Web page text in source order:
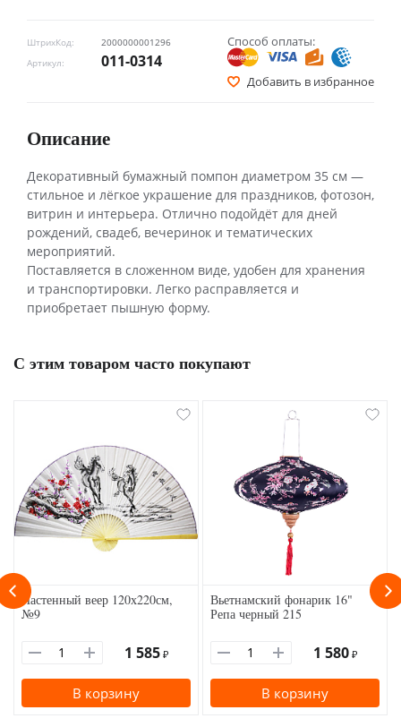
ШтрихКод:
2000000001296
Артикул:
011-0314
Способ оплаты:
Добавить в избранное
Описание
Декоративный бумажный помпон диаметром 35 см —
стильное и лёгкое украшение для праздников, фотозон,
витрин и интерьера. Отлично подойдёт для дней
рождений, свадеб, вечеринок и тематических
мероприятий.
Поставляется в сложенном виде, удобен для хранения
и транспортировки. Легко расправляется и
приобретает пышную форму.
С этим товаром часто покупают
Настенный веер 120х220см,
№9
1 585 ₽
В корзину
Вьетнамский фонарик 16"
Репа черный 215
1 580 ₽
В корзину